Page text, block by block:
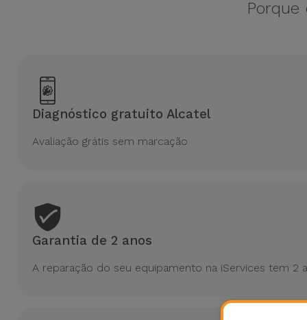
Acessórios
iPad e
Tablet
Ver
tudo
Porque
Diagnóstico gratuito Alcatel
Avaliação grátis sem marcação
Garantia de 2 anos
A reparação do seu equipamento na iServices tem 2